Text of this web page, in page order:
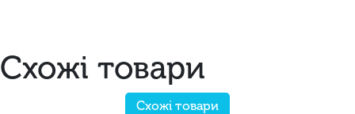
Схожі товари
Схожі товари